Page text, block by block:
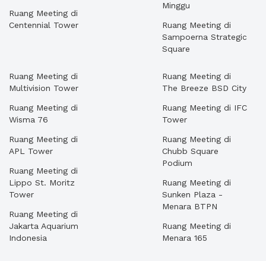
Ruang Meeting di
Centennial Tower
Minggu
Ruang Meeting di
Sampoerna Strategic
Square
Ruang Meeting di
Multivision Tower
Ruang Meeting di
Wisma 76
Ruang Meeting di
APL Tower
Ruang Meeting di
Lippo St. Moritz
Tower
Ruang Meeting di
Jakarta Aquarium
Indonesia
Ruang Meeting di
The Breeze BSD City
Ruang Meeting di IFC
Tower
Ruang Meeting di
Chubb Square
Podium
Ruang Meeting di
Sunken Plaza -
Menara BTPN
Ruang Meeting di
Menara 165